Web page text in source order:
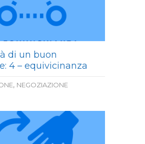
di un buon
4 – equivicinanza
, NEGOZIAZIONE